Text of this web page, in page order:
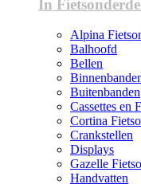
In
Alpina
Balhoofd
Bellen
Buitenbanden
Cassettes en
Cortina
Crankstellen
Displays
Gazelle
Handvatten